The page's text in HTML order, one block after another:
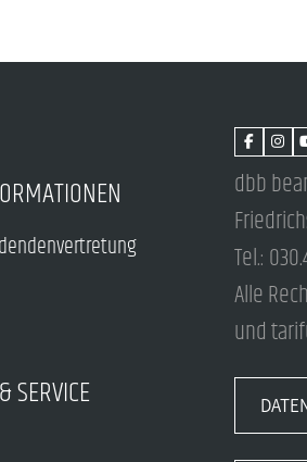
SERVICE
dbb
Tel.:
Alle
und